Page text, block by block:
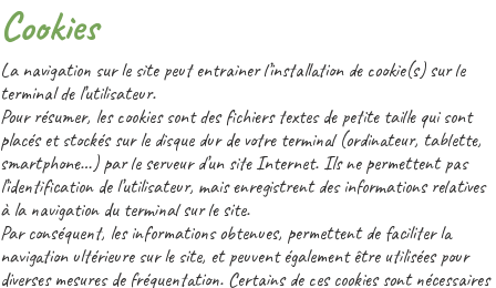
Cookies
La navigation sur le site peut entrainer l’installation de cookie(s) sur le
terminal de l’utilisateur.
Pour résumer, les cookies sont des fichiers textes de petite taille qui sont
placés et stockés sur le disque dur de votre terminal (ordinateur, tablette,
smartphone…) par le serveur d’un site Internet. Ils ne permettent pas
l’identification de l’utilisateur, mais enregistrent des informations relatives
à la navigation du terminal sur le site.
Par conséquent, les informations obtenues, permettent de faciliter la
navigation ultérieure sur le site, et peuvent également être utilisées pour
diverses mesures de fréquentation. Certains de ces cookies sont nécessaires